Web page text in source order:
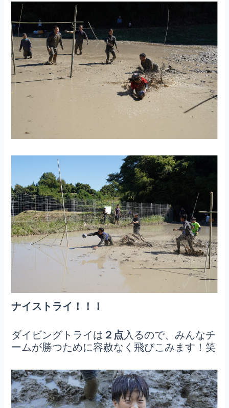
ナイストライ！！！
ダイビングトライは ２点入るので、みんなチ
ームが勝つために容赦なく飛びこみます！笑